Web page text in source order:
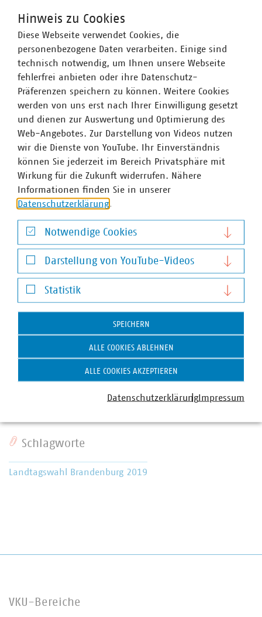
Ansprechpartner
Geschäftsführer
+49 30 58580-471
bueche(at)vku(dot)de
Schlagworte
Landtagswahl Brandenburg 2019
VKU-Bereiche
Hinweis zu Cookies
Diese Webseite verwendet Cookies, die
personenbezogene Daten verarbeiten. Einige sind
technisch notwendig, um Ihnen unsere Webseite
fehlerfrei anbieten oder ihre Datenschutz-
Präferenzen speichern zu können. Weitere Cookies
werden von uns erst nach Ihrer Einwilligung gesetzt
und dienen zur Auswertung und Optimierung des
Web-Angebotes. Zur Darstellung von Videos nutzen
wir die Dienste von YouTube. Ihr Einverständnis
können Sie jederzeit im Bereich Privatsphäre mit
Wirkung für die Zukunft widerrufen. Nähere
Informationen finden Sie in unserer
Datenschutzerklärung
Notwendige Cookies
Notwendige Cookies
Darstellung von YouTube-Videos
Darstellung von YouTube-Videos
Statistik
Statistik
SPEICHERN
ALLE COOKIES ABLEHNEN
ALLE COOKIES AKZEPTIEREN
DatenschutzerklärungImpressum